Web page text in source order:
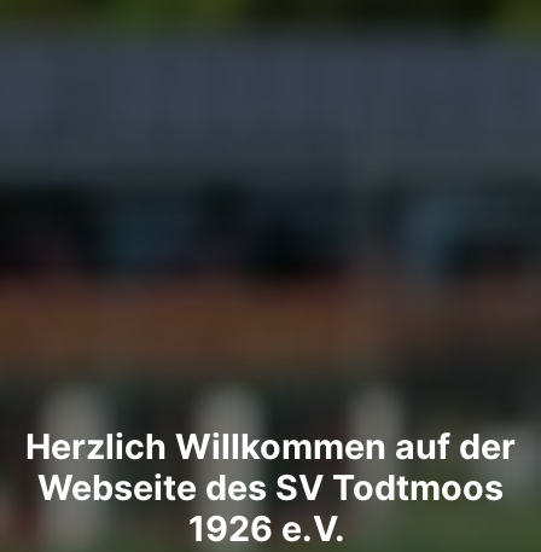
Herzlich Willkommen auf der
Webseite des SV Todtmoos
1926 e.V.